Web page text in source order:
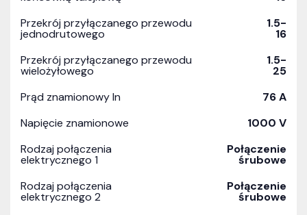
Przekrój przyłączanego przewodu
jednodrutowego
1.5-
16
Przekrój przyłączanego przewodu
wielożyłowego
1.5-
25
Prąd znamionowy In
76 A
Napięcie znamionowe
1000 V
Rodzaj połączenia
elektrycznego 1
Połączenie
śrubowe
Rodzaj połączenia
elektrycznego 2
Połączenie
śrubowe